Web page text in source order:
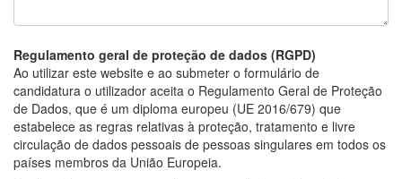
Regulamento geral de proteção de dados (RGPD)
Ao utilizar este website e ao submeter o formulário de
candidatura o utilizador aceita o Regulamento Geral de Proteção
de Dados, que é um diploma europeu (UE 2016/679) que
estabelece as regras relativas à proteção, tratamento e livre
circulação de dados pessoais de pessoas singulares em todos os
países membros da União Europeia.